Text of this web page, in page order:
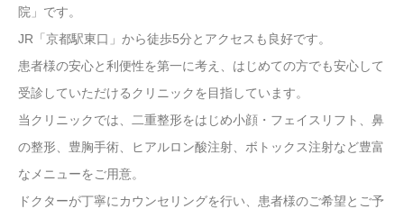
院」です。
JR「京都駅東口」から徒歩5分とアクセスも良好です。
患者様の安心と利便性を第一に考え、はじめての方でも安心して
受診していただけるクリニックを目指しています。
当クリニックでは、二重整形をはじめ小顔・フェイスリフト、鼻
の整形、豊胸手術、ヒアルロン酸注射、ボトックス注射など豊富
なメニューをご用意。
ドクターが丁寧にカウンセリングを行い、患者様のご希望とご予